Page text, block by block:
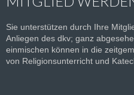
Sie unterstützen durch Ihre
Anliegen des dkv; ganz
einmischen können in die
von Religionsunterricht und